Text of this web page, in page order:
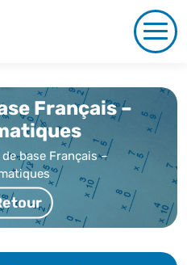
Français –
base Français –